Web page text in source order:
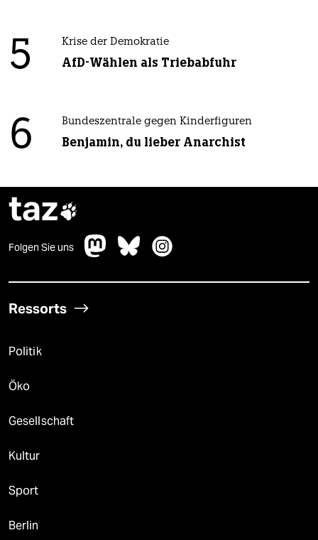
5 Krise der Demokratie
AfD-Wählen als Triebabfuhr
6 Bundeszentrale gegen Kinderfiguren
Benjamin, du lieber Anarchist
taz
Folgen Sie uns
Ressorts
Politik
Öko
Gesellschaft
Kultur
Sport
Berlin